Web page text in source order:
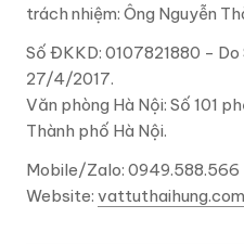
trách nhiệm: Ông Nguyễn
Số ĐKKD: 0107821880 -
27/4/2017.
Văn phòng Hà Nội: Số 101
Thành phố Hà Nội.
Mobile/Zalo:
Website: vattuthaihung.com